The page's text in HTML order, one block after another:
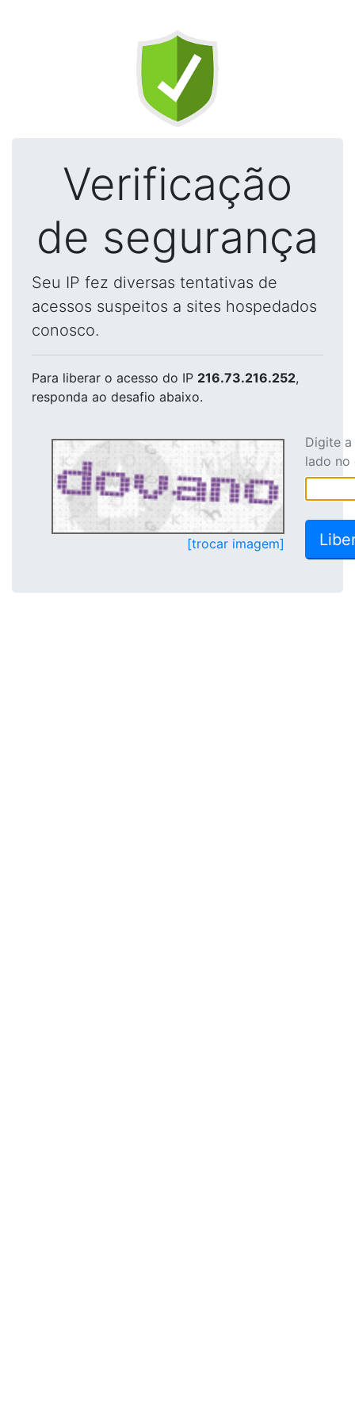
Verificação
de segurança
Seu IP fez diversas tentativas de
acessos suspeitos a sites hospedados
conosco.
Para liberar o acesso do IP 216.73.216.252,
responda ao desafio abaixo.
[trocar imagem]
Digite
lado no